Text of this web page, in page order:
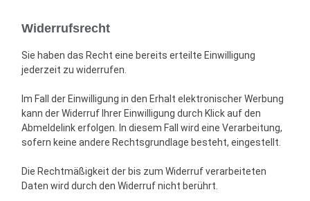
Widerrufsrecht
Sie haben das Recht eine bereits erteilte Einwilligung
jederzeit zu widerrufen.
Im Fall der Einwilligung in den Erhalt elektronischer Werbung
kann der Widerruf Ihrer Einwilligung durch Klick auf den
Abmeldelink erfolgen. In diesem Fall wird eine Verarbeitung,
sofern keine andere Rechtsgrundlage besteht, eingestellt.
Die Rechtmäßigkeit der bis zum Widerruf verarbeiteten
Daten wird durch den Widerruf nicht berührt.